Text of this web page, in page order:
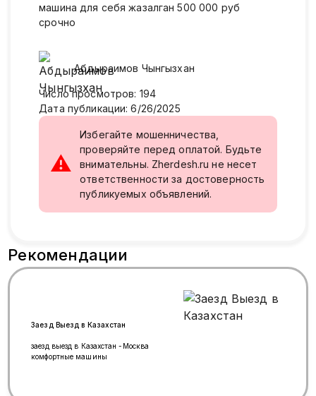
машина для себя жазалган 500 000 руб
срочно
Абдыраимов Чынгызхан
Число просмотров: 194
Дата публикации: 6/26/2025
⚠
Избегайте мошенничества,
проверяйте перед оплатой. Будьте
внимательны. Zherdesh.ru не несет
ответственности за достоверность
публикуемых объявлений.
Рекомендации
Заезд Выезд в Казахстан
заезд выезд в Казахстан -Москва
комфортные машины